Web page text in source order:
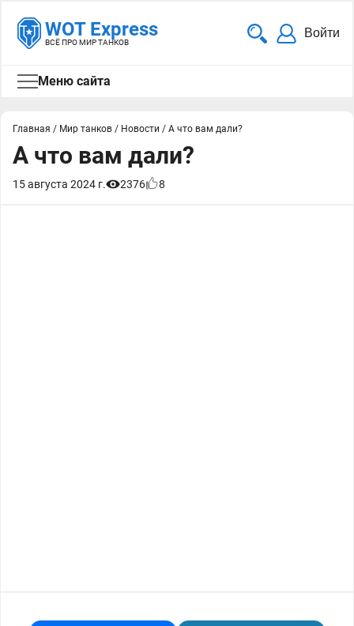
WOT Express
ВСЁ ПРО МИР ТАНКОВ
Войти
Меню сайта
Главная / Мир танков / Новости / А что вам дали?
А что вам дали?
15 августа 2024 г. 2376 8